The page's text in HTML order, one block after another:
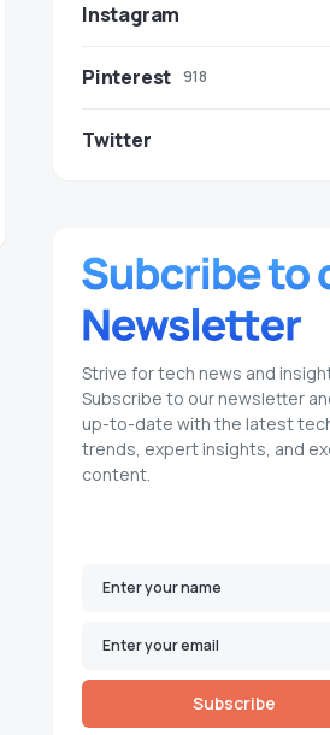
Instagram
Pinterest 918
Twitter
Strive for tech news and
Subscribe to our newsletter
up-to-date with the latest
trends, expert insights, and
content.
Subscribe